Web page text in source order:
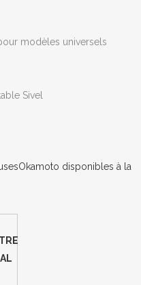
modèles universels
Sivel
disponibles à la